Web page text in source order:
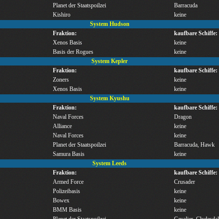
Planet der Staatspoilzei
Barracuda
Kishiro
keine
System Hudson
Fraktion:
kaufbare Schiffe:
Xenos Basis
keine
Basis der Rogues
keine
System Kepler
Fraktion:
kaufbare Schiffe:
Zoners
keine
Xenos Basis
keine
System Kyushu
Fraktion:
kaufbare Schiffe:
Naval Forces
Dragon
Alliance
keine
Naval Forces
keine
Planet der Staatspoilzei
Barracuda, Hawk
Samura Basis
keine
System Leeds
Fraktion:
kaufbare Schiffe:
Armed Force
Crusader
Polizeibasis
keine
Bowex
keine
BMM Basis
keine